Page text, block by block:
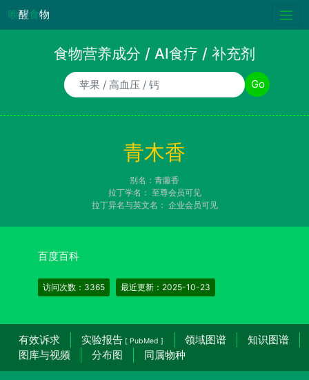
唤醒食物
食物营养成分 / AI食疗 / 补充剂
食物/AI食疗诉求/补充剂名称 Go
青木香
别名：青藤香
拉丁学名： 至尊会员可见
拉丁异名与英文名： 企业会员可见
百度百科
访问次数：3365 最近更新：2025-10-23
有效诉求 实验报告 [ PubMed ] 领域图谱
知识图谱
图库与视频
分布图 同属物种